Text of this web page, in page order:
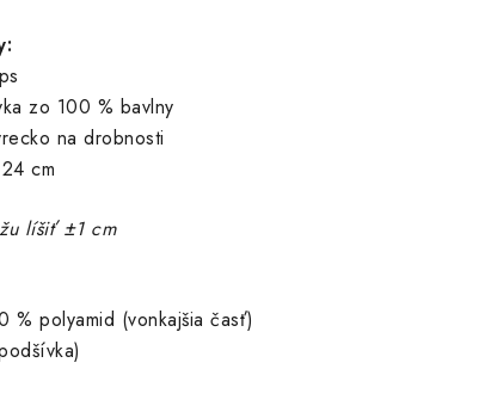
zo 100 % bavlny
na drobnosti
cm
líšiť ±1 cm
polyamid (vonkajšia časť)